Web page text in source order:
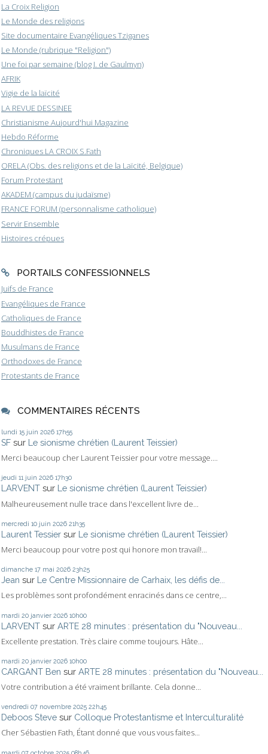
La Croix Religion
Le Monde des religions
Site documentaire Evangéliques Tziganes
Le Monde (rubrique "Religion")
Une foi par semaine (blog I. de Gaulmyn)
AFRIK
Vigie de la laïcité
LA REVUE DESSINEE
Christianisme Aujourd'hui Magazine
Hebdo Réforme
Chroniques LA CROIX S.Fath
ORELA (Obs. des religions et de la Laïcité, Belgique)
Forum Protestant
AKADEM (campus du judaïsme)
FRANCE FORUM (personnalisme catholique)
Servir Ensemble
Histoires crépues
PORTAILS CONFESSIONNELS
Juifs de France
Evangéliques de France
Catholiques de France
Bouddhistes de France
Musulmans de France
Orthodoxes de France
Protestants de France
COMMENTAIRES RÉCENTS
lundi 15 juin 2026 17h55
SF sur Le sionisme chrétien (Laurent Teissier)
Merci beaucoup cher Laurent Teissier pour votre message....
jeudi 11 juin 2026 17h30
LARVENT sur Le sionisme chrétien (Laurent Teissier)
Malheureusement nulle trace dans l'excellent livre de...
mercredi 10 juin 2026 21h35
Laurent Tessier sur Le sionisme chrétien (Laurent Teissier)
Merci beaucoup pour votre post qui honore mon travail!...
dimanche 17 mai 2026 23h25
Jean sur Le Centre Missionnaire de Carhaix, les défis de...
Les problèmes sont profondément enracinés dans ce centre,...
mardi 20 janvier 2026 10h00
LARVENT sur ARTE 28 minutes : présentation du "Nouveau...
Excellente prestation. Très claire comme toujours. Hâte...
mardi 20 janvier 2026 10h00
CARGANT Ben sur ARTE 28 minutes : présentation du "Nouveau...
Votre contribution a été vraiment brillante. Cela donne...
vendredi 07 novembre 2025 22h45
Deboos Steve sur Colloque Protestantisme et Interculturalité
Cher Sébastien Fath, Étant donné que vous vous faites...